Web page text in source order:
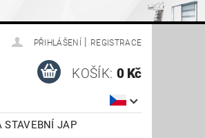
PŘIHLÁŠENÍ REGISTRACE
KOŠÍK: 0 Kč
STAVEBNÍ JAP